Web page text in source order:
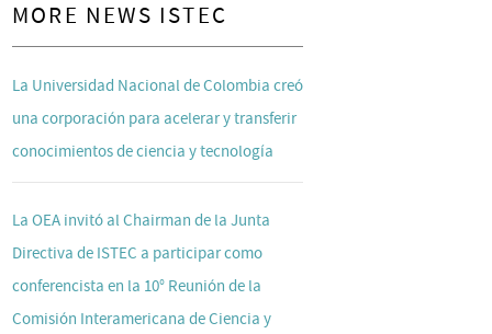
MORE NEWS ISTEC
La Universidad Nacional de Colombia creó
una corporación para acelerar y transferir
conocimientos de ciencia y tecnología
La OEA invitó al Chairman de la Junta
Directiva de ISTEC a participar como
conferencista en la 10° Reunión de la
Comisión Interamericana de Ciencia y